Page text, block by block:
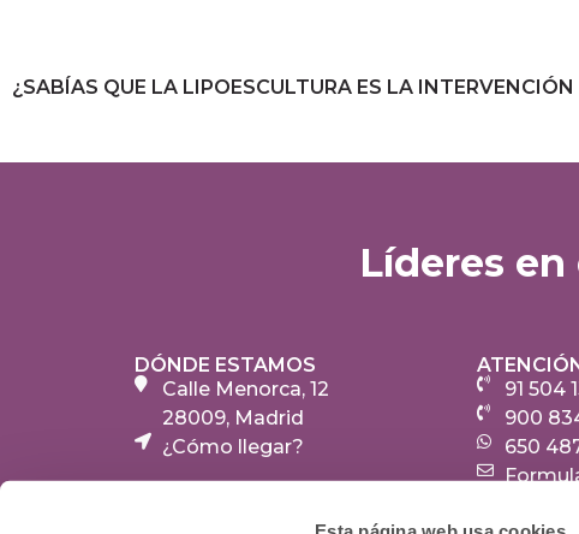
Líderes
DÓNDE ESTAMOS
Calle Menorca, 12
28009, Madrid
¿Cómo llegar?
91 504
900
650